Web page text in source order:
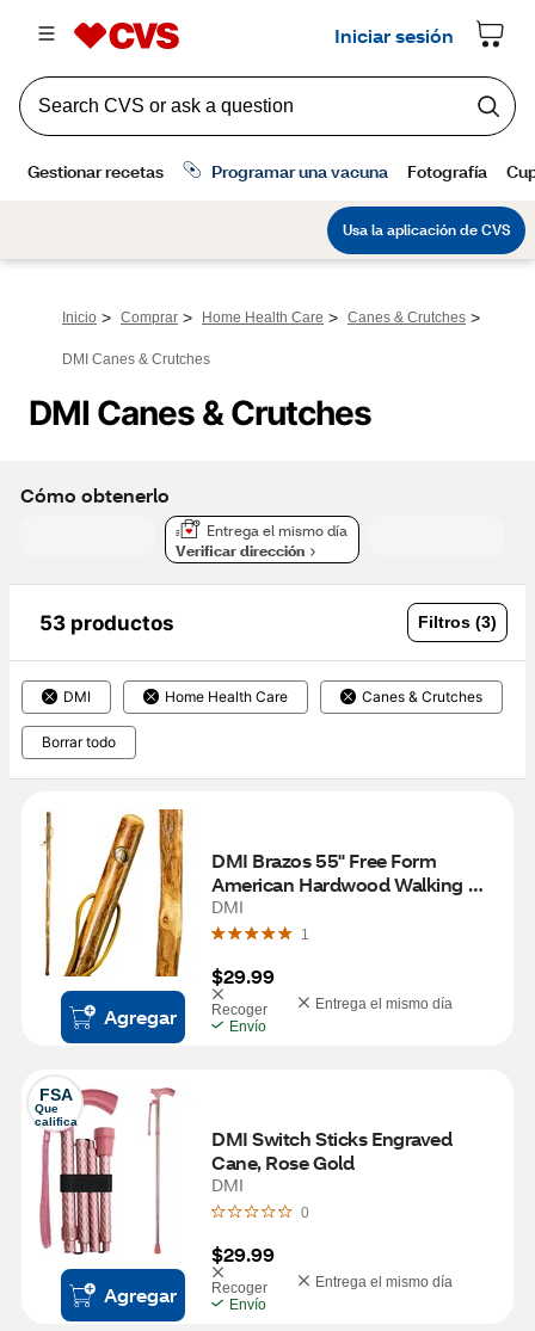
Inicio > Comprar > Home Health Care > Canes & Crutches >
DMI Canes & Crutches
DMI Canes & Crutches
Cómo obtenerlo
Entrega el mismo día
Verificar dirección
53 productos Filtros (3)
DMI Home Health Care Canes & Crutches
Borrar todo
Agregar
DMI Brazos 55" Free Form
American Hardwood Walking
Stick
DMI
1
$29.99
Recoger
Entrega el mismo día
Envío
FSA
Que
califica
Agregar
DMI Switch Sticks Engraved
Cane, Rose Gold
DMI
0
$29.99
Recoger
Entrega el mismo día
Envío